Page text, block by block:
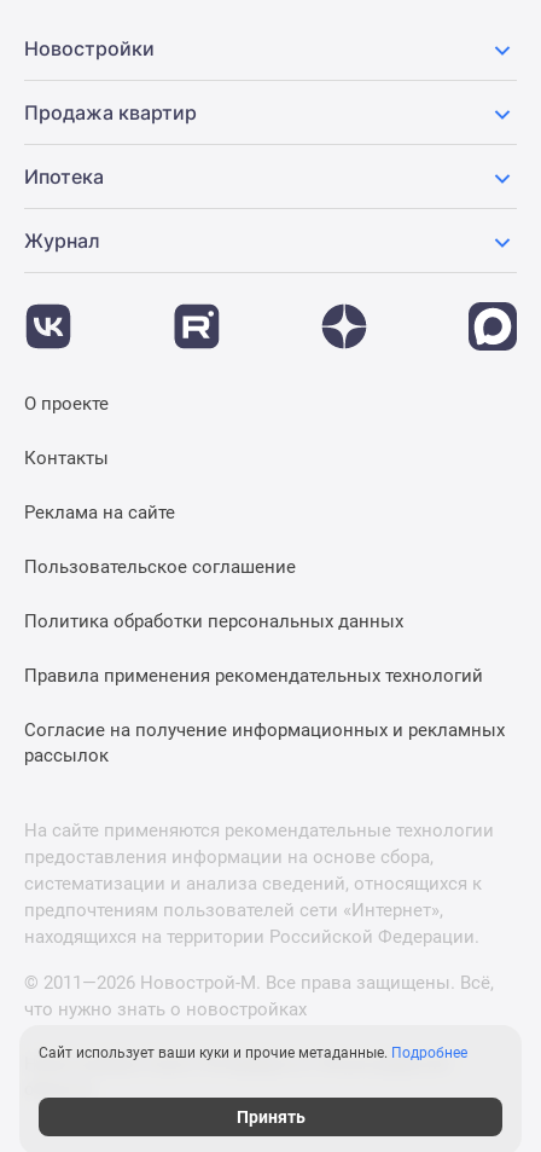
Новостройки
Продажа квартир
Ипотека
Журнал
О проекте
Контакты
Реклама на сайте
Пользовательское соглашение
Политика обработки персональных данных
Правила применения рекомендательных технологий
Согласие на получение информационных и рекламных
рассылок
На сайте применяются рекомендательные технологии
предоставления информации на основе сбора,
систематизации и анализа сведений, относящихся к
предпочтениям пользователей сети «Интернет»,
находящихся на территории Российской Федерации.
© 2011—2026 Новострой-М. Все права защищены. Всё,
что нужно знать о новостройках
Новостройки Санкт-Петербурга и Ленинградской
Сайт использует ваши куки и прочие метаданные. Подробнее
Принять